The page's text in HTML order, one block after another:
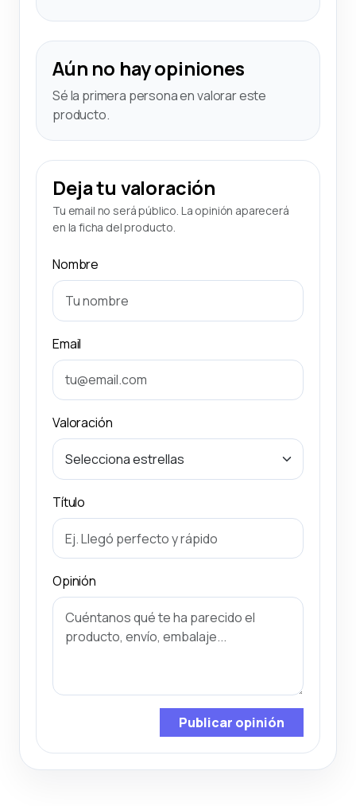
Aún no hay opiniones
Sé la primera persona en valorar este
producto.
Deja tu valoración
Tu email no será público. La opinión aparecerá
en la ficha del producto.
Nombre
Email
Valoración
Título
Opinión
Publicar opinión